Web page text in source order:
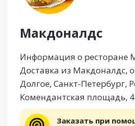
Макдоналдс
Информация о ресторане
Доставка из Макдоналдс,
Долгое, Санкт-Петербург,
Комендантская площадь, 4
Заказать при